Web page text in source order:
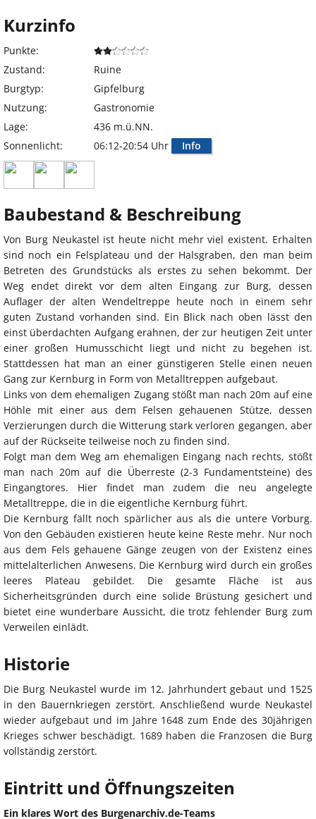
Kurzinfo
Punkte:
Zustand:
Ruine
Burgtyp:
Gipfelburg
Nutzung:
Gastronomie
Lage:
436 m.ü.NN.
Sonnenlicht:
06:12-20:54 Uhr Info
Baubestand & Beschreibung
Von Burg Neukastel ist heute nicht mehr viel existent. Erhalten
sind noch ein Felsplateau und der Halsgraben, den man beim
Betreten des Grundstücks als erstes zu sehen bekommt. Der
Weg endet direkt vor dem alten Eingang zur Burg, dessen
Auflager der alten Wendeltreppe heute noch in einem sehr
guten Zustand vorhanden sind. Ein Blick nach oben lässt den
einst überdachten Aufgang erahnen, der zur heutigen Zeit unter
einer großen Humusschicht liegt und nicht zu begehen ist.
Stattdessen hat man an einer günstigeren Stelle einen neuen
Gang zur Kernburg in Form von Metalltreppen aufgebaut.
Links von dem ehemaligen Zugang stößt man nach 20m auf eine
Höhle mit einer aus dem Felsen gehauenen Stütze, dessen
Verzierungen durch die Witterung stark verloren gegangen, aber
auf der Rückseite teilweise noch zu finden sind.
Folgt man dem Weg am ehemaligen Eingang nach rechts, stößt
man nach 20m auf die Überreste (2-3 Fundamentsteine) des
Eingangtores. Hier findet man zudem die neu angelegte
Metalltreppe, die in die eigentliche Kernburg führt.
Die Kernburg fällt noch spärlicher aus als die untere Vorburg.
Von den Gebäuden existieren heute keine Reste mehr. Nur noch
aus dem Fels gehauene Gänge zeugen von der Existenz eines
mittelalterlichen Anwesens. Die Kernburg wird durch ein großes
leeres Plateau gebildet. Die gesamte Fläche ist aus
Sicherheitsgründen durch eine solide Brüstung gesichert und
bietet eine wunderbare Aussicht, die trotz fehlender Burg zum
Verweilen einlädt.
Historie
Die Burg Neukastel wurde im 12. Jahrhundert gebaut und 1525
in den Bauernkriegen zerstört. Anschließend wurde Neukastel
wieder aufgebaut und im Jahre 1648 zum Ende des 30jährigen
Krieges schwer beschädigt. 1689 haben die Franzosen die Burg
vollständig zerstört.
Eintritt und Öffnungszeiten
Ein klares Wort des Burgenarchiv.de-Teams